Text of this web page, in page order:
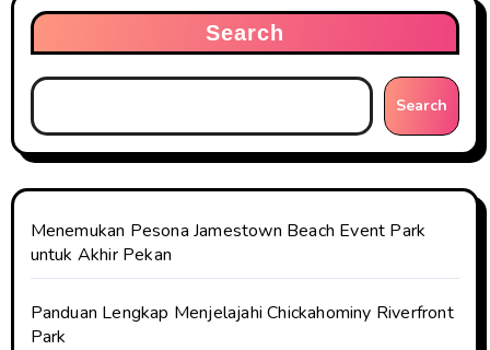
Search
Search
Menemukan Pesona Jamestown Beach Event Park
untuk Akhir Pekan
Panduan Lengkap Menjelajahi Chickahominy Riverfront
Park